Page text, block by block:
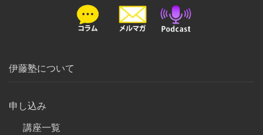
伊藤塾について
申し込み
講座一覧